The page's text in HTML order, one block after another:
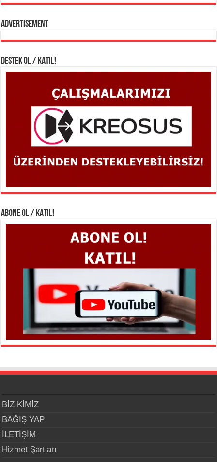
Advertisement
DESTEK OL / KATIL!
ABONE OL / KATIL!
BİZ KİMİZ
BAĞIŞ YAP
İLETİŞİM
Hizmet Şartları